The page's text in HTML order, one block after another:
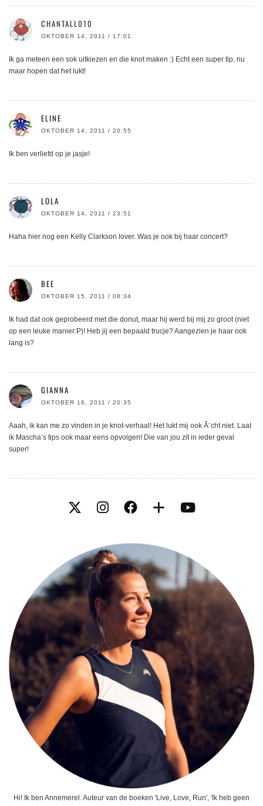
CHANTALL010
OKTOBER 14, 2011 / 17:01
Ik ga meteen een sok uitkiezen en die knot maken :) Echt een super tip, nu
maar hopen dat het lukt!
ELINE
OKTOBER 14, 2011 / 20:55
Ik ben verliefd op je jasje!
LOLA
OKTOBER 14, 2011 / 23:51
Haha hier nog een Kelly Clarkson lover. Was je ook bij haar concert?
BEE
OKTOBER 15, 2011 / 08:34
Ik had dat ook geprobeerd met die donut, maar hij werd bij mij zo groot (niet
op een leuke manier:P)! Heb jij een bepaald trucje? Aangezien je haar ook
lang is?
GIANNA
OKTOBER 16, 2011 / 20:35
Aaah, ik kan me zo vinden in je knot-verhaal! Het lukt mij ook Ã¨cht niet. Laat
ik Mascha’s tips ook maar eens opvolgen! Die van jou zit in ieder geval
super!
Hi! Ik ben Annemerel. Auteur van de boeken 'Live, Love, Run', 'Ik heb geen